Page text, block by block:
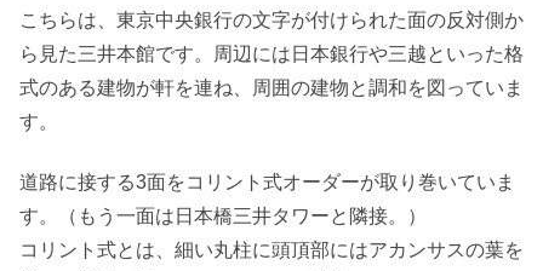
こちらは、東京中央銀行の文字が付けられた面の反対側か
ら見た三井本館です。周辺には日本銀行や三越といった格
式のある建物が軒を連ね、周囲の建物と調和を図っていま
す。
道路に接する3面をコリント式オーダーが取り巻いていま
す。（もう一面は日本橋三井タワーと隣接。）
コリント式とは、細い丸柱に頭頂部にはアカンサスの葉を